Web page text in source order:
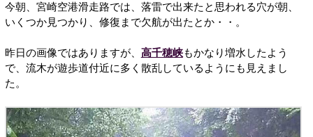
今朝、宮崎空港滑走路では、落雷で出来たと思われる穴が朝、
いくつか見つかり、修復まで欠航が出たとか・・。
昨日の画像ではありますが、 高千穂峡もかなり増水したよう
で、流木が遊歩道付近に多く散乱しているようにも見えまし
た。